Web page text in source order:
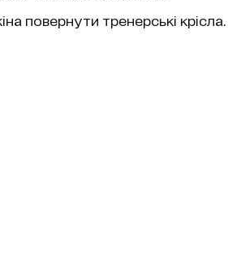
повернути тренерські крісла.